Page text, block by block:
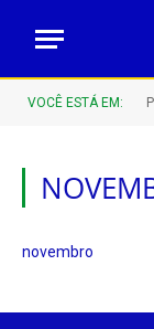
VOCÊ ESTÁ EM:
novembro